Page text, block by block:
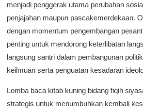
menjadi penggerak utama perubahan
penjajahan maupun pascakemerdekaan.
dengan momentum pengembangan
penting untuk mendorong keterlibatan
langsung santri dalam pembangunan
keilmuan serta penguatan kesadaran
Lomba baca kitab kuning bidang fiqih
strategis untuk menumbuhkan kembali